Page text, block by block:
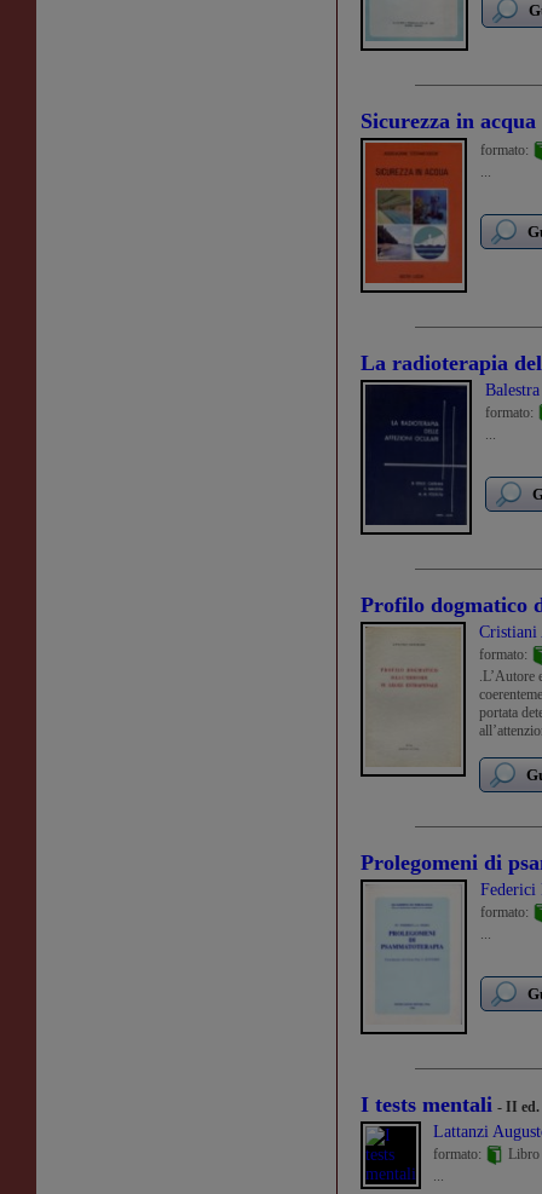
Sicurezza in acqua
formato:
...
La radioterapia
formato:
...
Profilo dogmatico
Cristiani
formato:
.L’Autore
portata
Prolegomeni di
Federici
formato:
...
I tests mentali - II ed.
Lattanzi
formato:
Libro
...